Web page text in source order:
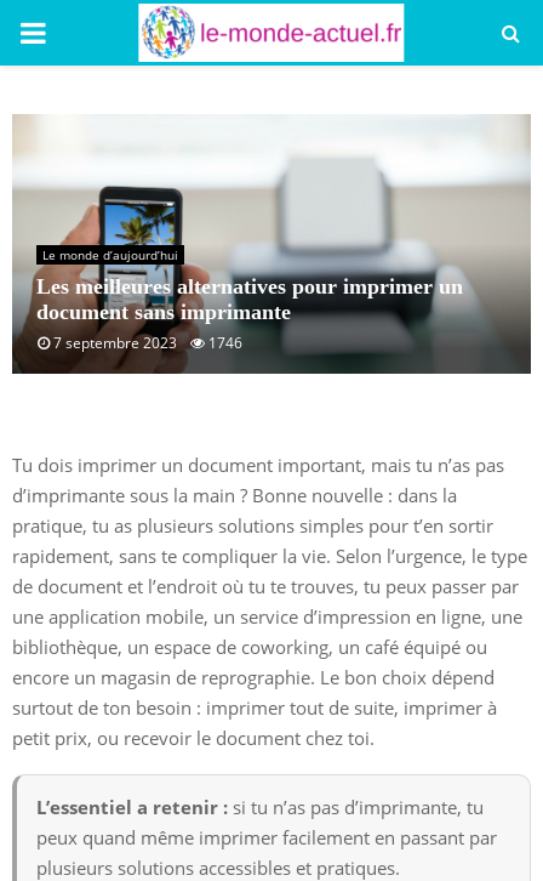
PRIMARY
Le monde d’aujourd’hui
Les meilleures alternatives pour imprimer un
document sans imprimante
7 septembre 2023 1746
Tu dois imprimer un document important, mais tu n’as pas
d’imprimante sous la main ? Bonne nouvelle : dans la
pratique, tu as plusieurs solutions simples pour t’en sortir
rapidement, sans te compliquer la vie. Selon l’urgence, le type
de document et l’endroit où tu te trouves, tu peux passer par
une application mobile, un service d’impression en ligne, une
bibliothèque, un espace de coworking, un café équipé ou
encore un magasin de reprographie. Le bon choix dépend
surtout de ton besoin : imprimer tout de suite, imprimer à
petit prix, ou recevoir le document chez toi.
L’essentiel a retenir : si tu n’as pas d’imprimante, tu
peux quand même imprimer facilement en passant par
plusieurs solutions accessibles et pratiques.